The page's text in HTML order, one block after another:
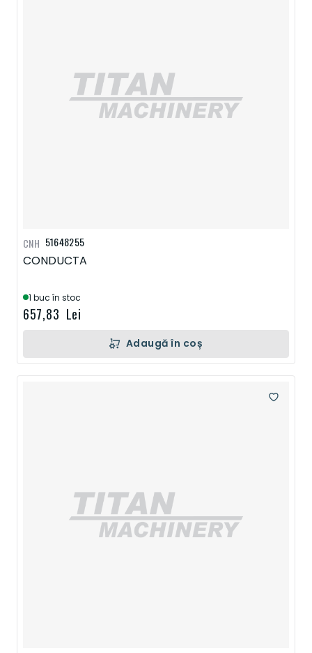
51648255
CONDUCTA
1 buc în stoc
657,83 Lei
CNH
Adaugă în coș